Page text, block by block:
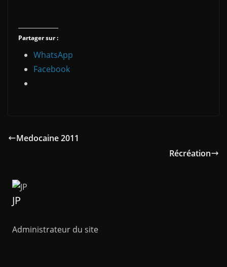
Partager sur :
WhatsApp
Facebook
Medocaine 2011
Récréation
JP
Administrateur du site